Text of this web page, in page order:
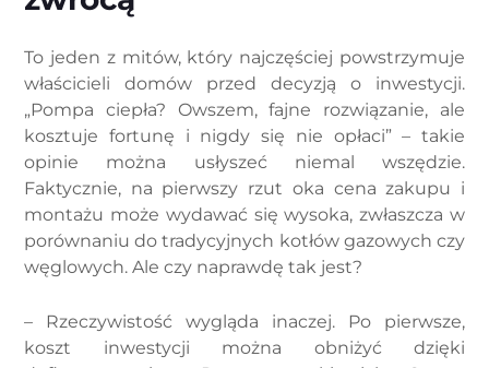
To jeden z mitów, który najczęściej powstrzymuje
właścicieli domów przed decyzją o inwestycji.
„Pompa ciepła? Owszem, fajne rozwiązanie, ale
kosztuje fortunę i nigdy się nie opłaci” – takie
opinie można usłyszeć niemal wszędzie.
Faktycznie, na pierwszy rzut oka cena zakupu i
montażu może wydawać się wysoka, zwłaszcza w
porównaniu do tradycyjnych kotłów gazowych czy
węglowych. Ale czy naprawdę tak jest?
– Rzeczywistość wygląda inaczej. Po pierwsze,
koszt inwestycji można obniżyć dzięki